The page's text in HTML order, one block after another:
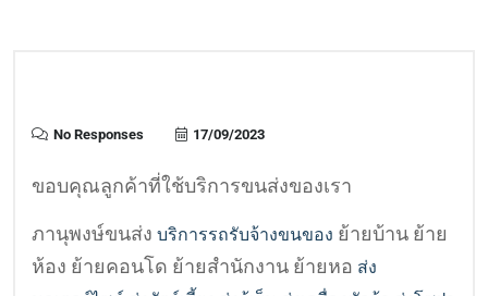
No Responses 17/09/2023
ขอบคุณลูกค้าที่ใช้บริการขนส่งของเรา
ภานุพงษ์ขนส่ง บริการรถรับจ้างขนของ ย้ายบ้าน ย้าย
ห้อง ย้ายคอนโด ย้ายสำนักงาน ย้ายหอ ส่ง